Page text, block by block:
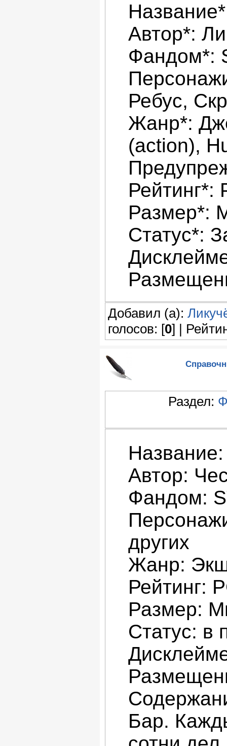
Автор*:
Фандом*:
Ребус,
Жанр*:
(action),
Рейтинг*:
Размер*:
Статус*:
Добавил (а):
голосов: [0] |
Раздел:
Автор:
Фандом:
других
Жанр:
Рейтинг:
Размер:
Статус: в
Бар.